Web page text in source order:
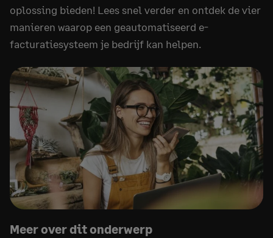
oplossing bieden! Lees snel verder en ontdek de vier
manieren waarop een geautomatiseerd e-
facturatiesysteem je bedrijf kan helpen.
Meer over dit onderwerp